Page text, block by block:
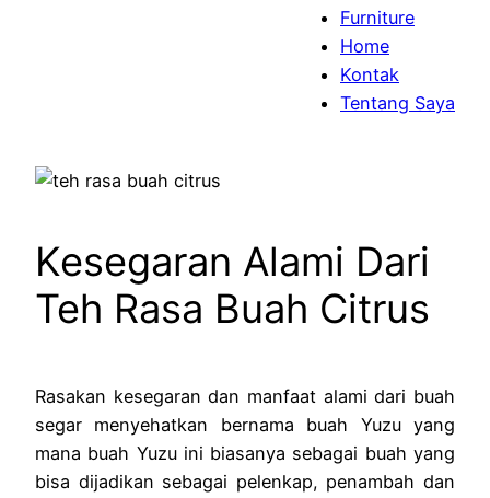
Furniture
Home
Kontak
Tentang Saya
Kesegaran Alami Dari
Teh Rasa Buah Citrus
Rasakan kesegaran dan manfaat alami dari buah
segar menyehatkan bernama buah Yuzu yang
mana buah Yuzu ini biasanya sebagai buah yang
bisa dijadikan sebagai pelenkap, penambah dan